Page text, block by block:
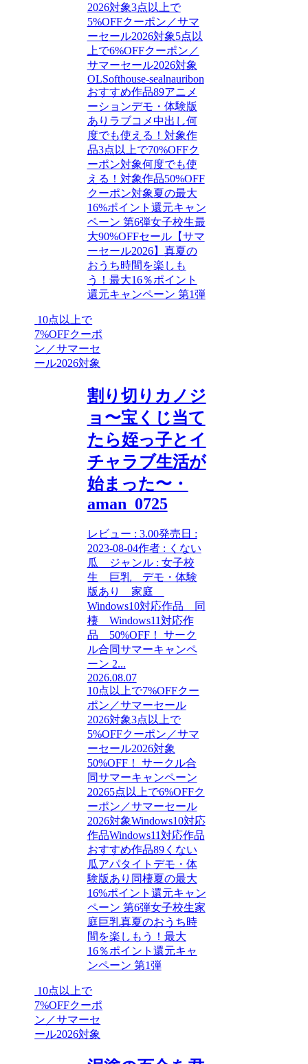
2026対象3点以上で
5%OFFクーポン／サマ
ーセール2026対象5点以
上で6%OFFクーポン／
サマーセール2026対象
OLSofthouse-sealnauribon
おすすめ作品89アニメ
ーションデモ・体験版
あり ラブコメ中出し何
度でも使える！対象作
品3点以上で70%OFFク
ーポン対象何度でも使
える！対象作品50%OFF
クーポン対象夏の最大
16%ポイント還元キャン
ペーン 第6弾女子校生最
大90%OFFセール【サマ
ーセール2026】 真夏の
おうち時間を楽しも
う！最大16％ポイント
還元キャンペーン 第1弾
10点以上で
7%OFFクーポ
ン／サマーセ
ール2026対象
割り切りカノジ
ョ〜宝くじ当て
たら姪っ子とイ
チャラブ生活が
始まった〜・
aman_0725
レビュー : 3.00発売日 :
2023-08-04作者 : くない
瓜 ジャンル : 女子校
生 巨乳 デモ・体験
版あり 家庭
Windows10対応作品 同
棲 Windows11対応作
品 50%OFF！ サーク
ル合同サマーキャンペ
ーン 2...
2026.08.07
10点以上で7%OFFクー
ポン／サマーセール
2026対象3点以上で
5%OFFクーポン／サマ
ーセール2026対象
50%OFF！ サークル合
同サマーキャンペーン
20265点以上で6%OFFク
ーポン／サマーセール
2026対象Windows10対応
作品Windows11対応作品
おすすめ作品89くない
瓜アパタイト デモ・体
験版あり 同棲夏の最大
16%ポイント還元キャン
ペーン 第6弾女子校生家
庭巨乳真夏のおうち時
間を楽しもう！最大
16％ポイント還元キャ
ンペーン 第1弾
10点以上で
7%OFFクーポ
ン／サマーセ
ール2026対象